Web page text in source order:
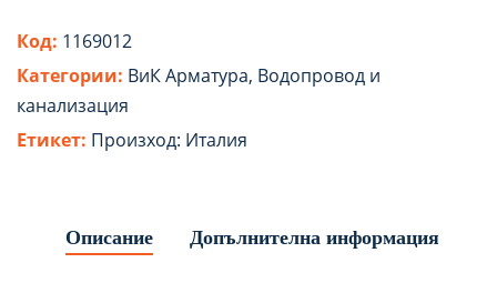
Код: 1169012
Категории: ВиК Арматура, Водопровод и
канализация
Етикет: Произход: Италия
Описание Допълнителна информация